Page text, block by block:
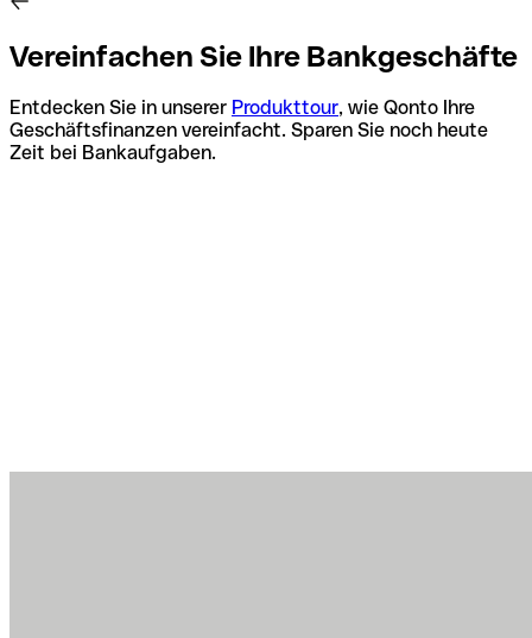
Vereinfachen Sie Ihre Bankgeschäfte
Entdecken Sie in unserer Produkttour, wie Qonto Ihre
Geschäftsfinanzen vereinfacht. Sparen Sie noch heute
Zeit bei Bankaufgaben.